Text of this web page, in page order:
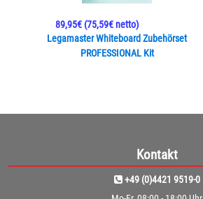
Legamaster Whiteboard Zubehörset
PROFESSIONAL Kit
89,95€(75,59€ netto)
Kontakt
+49 (0)4421 9519-0